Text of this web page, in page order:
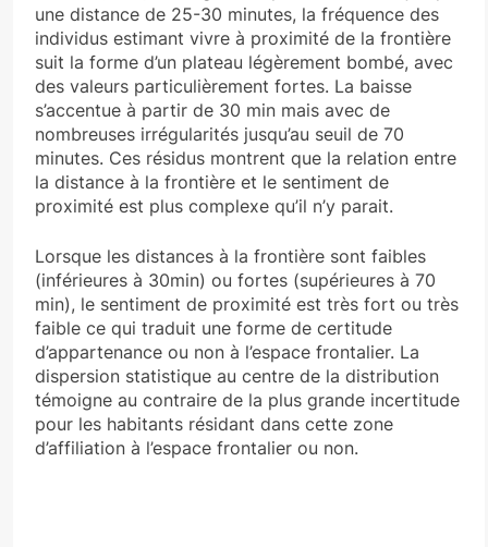
une distance de 25-30 minutes, la fréquence des
individus estimant vivre à proximité de la frontière
suit la forme d’un plateau légèrement bombé, avec
des valeurs particulièrement fortes. La baisse
s’accentue à partir de 30 min mais avec de
nombreuses irrégularités jusqu’au seuil de 70
minutes. Ces résidus montrent que la relation entre
la distance à la frontière et le sentiment de
proximité est plus complexe qu’il n’y parait.
Lorsque les distances à la frontière sont faibles
(inférieures à 30min) ou fortes (supérieures à 70
min), le sentiment de proximité est très fort ou très
faible ce qui traduit une forme de certitude
d’appartenance ou non à l’espace frontalier. La
dispersion statistique au centre de la distribution
témoigne au contraire de la plus grande incertitude
pour les habitants résidant dans cette zone
d’affiliation à l’espace frontalier ou non.